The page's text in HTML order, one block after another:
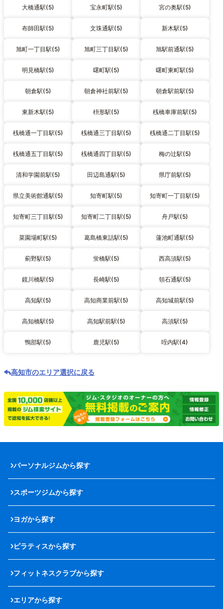
大橋通駅(5) 宝永町駅(5) 宮の奥駅(5)
布師田駅(5) 文珠通駅(5) 新木駅(5)
旭町一丁目駅(5) 旭町三丁目駅(5) 旭駅前通駅(5)
明見橋駅(5) 曙町駅(5) 曙町東町駅(5)
朝倉駅(5) 朝倉神社前駅(5) 朝倉駅前駅(5)
東新木駅(5) 枡形駅(5) 桟橋車庫前駅(5)
桟橋通一丁目駅(5) 桟橋通三丁目駅(5) 桟橋通二丁目駅(5)
桟橋通五丁目駅(5) 桟橋通四丁目駅(5) 梅の辻駅(5)
清和学園前駅(5) 田辺島通駅(5) 県庁前駅(5)
県立美術館通駅(5) 知寄町駅(5) 知寄町一丁目駅(5)
知寄町三丁目駅(5) 知寄町二丁目駅(5) 舟戸駅(5)
菜園場町駅(5) 葛島橋東詰駅(5) 蓮池町通駅(5)
薊野駅(5) 蛍橋駅(5) 西高須駅(5)
鏡川橋駅(5) 長崎駅(5) 領石通駅(5)
高知駅(5) 高知商業前駅(5) 高知城前駅(5)
高知橋駅(5) 高知駅前駅(5) 高須駅(5)
鴨部駅(5) 鹿児駅(5) 咥内駅(4)
高知市のエリア選択に戻る
パーソナルジムから探す
スポーツジムから探す
ヨガから探す
ピラティスから探す
フィットネスクラブから探す
エリアから探す